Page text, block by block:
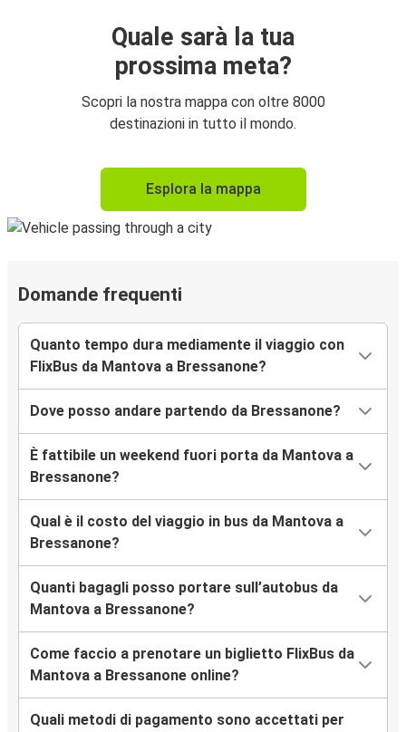
Quale sarà la tua
prossima meta?
Scopri la nostra mappa con oltre 8000
destinazioni in tutto il mondo.
Esplora la mappa
Domande frequenti
Quanto tempo dura mediamente il viaggio con
FlixBus da Mantova a Bressanone?
Dove posso andare partendo da Bressanone?
È fattibile un weekend fuori porta da Mantova a
Bressanone?
Qual è il costo del viaggio in bus da Mantova a
Bressanone?
Quanti bagagli posso portare sull’autobus da
Mantova a Bressanone?
Come faccio a prenotare un biglietto FlixBus da
Mantova a Bressanone online?
Quali metodi di pagamento sono accettati per